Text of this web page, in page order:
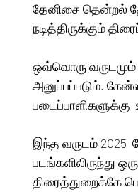
தேனிசை தென்றல்
நடித்திருக்கும்
ஒவ்வொரு வருடமும்
அனுப்பப்படும்.
படைப்பாளிகளுக்கு
இந்த வருடம் 2025
படங்களிலிருந்து
திரைத்துறைக்கே